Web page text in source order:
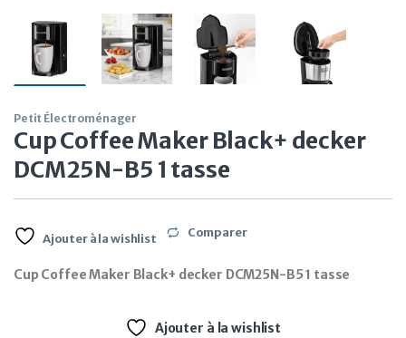
Petit Électroménager
Cup Coffee Maker Black+ decker
DCM25N-B5 1 tasse
Ajouter à la wishlist Comparer
Cup Coffee Maker Black+ decker DCM25N-B5 1 tasse
Ajouter à la wishlist